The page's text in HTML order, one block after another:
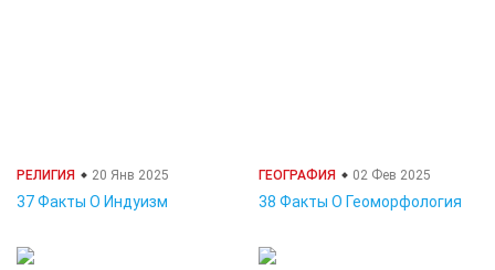
РЕЛИГИЯ 20 Янв 2025
37 Факты О Индуизм
ГЕОГРАФИЯ 02 Фев 2025
38 Факты О Геоморфология